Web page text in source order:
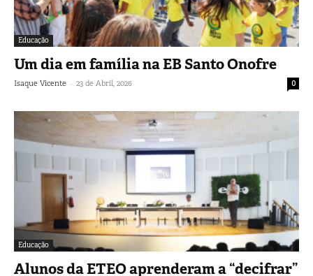
Educação
Um dia em família na EB Santo Onofre
Isaque Vicente - 23 de Abril, 2026 0
Educação
Alunos da ETEO aprenderam a “decifrar”